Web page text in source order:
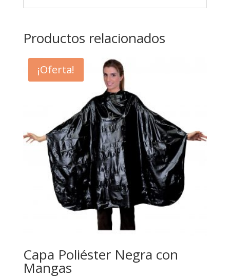
Productos relacionados
¡Oferta!
Capa Poliéster Negra con
Mangas